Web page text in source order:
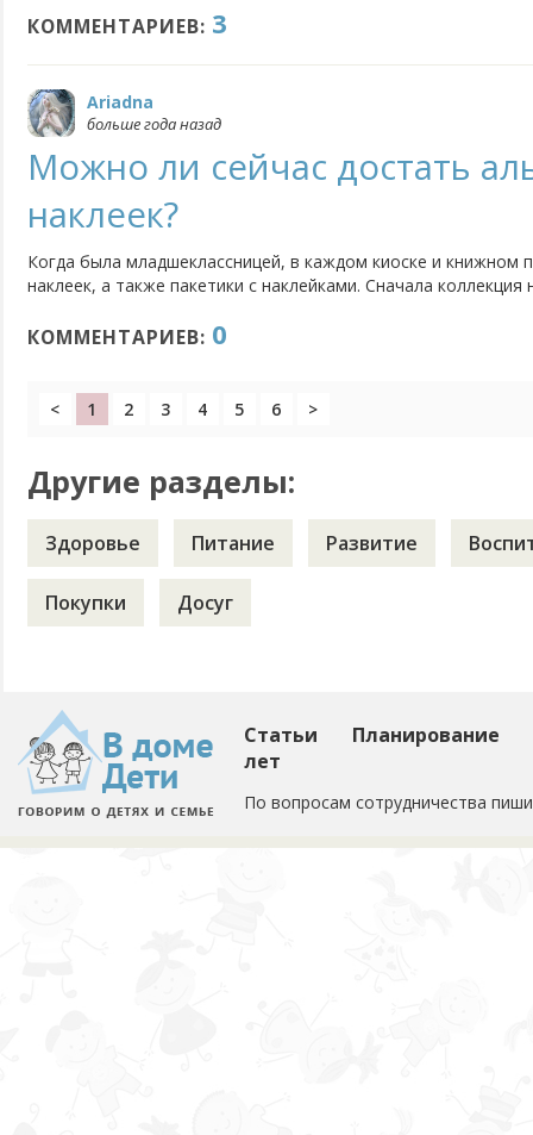
делают страшными, давай купим мне оттеночный бальзам.
КОММЕНТАРИЕВ: 3
Ariadna
больше года назад
Можно ли сейчас достать
наклеек?
Когда была младшеклассницей, в каждом киоске и книжном
наклеек, а также пакетики с наклейками. Сначала
тем еще разорением. Еще в нулевых периодически видела...
КОММЕНТАРИЕВ: 0
< 1 2 3 4 5 6 >
Другие разделы:
Здоровье Питание Развитие
Покупки Досуг
Статьи
Планирование
лет
По вопросам сотрудничества